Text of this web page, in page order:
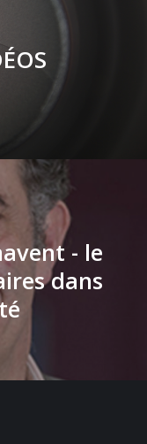
- le
dans